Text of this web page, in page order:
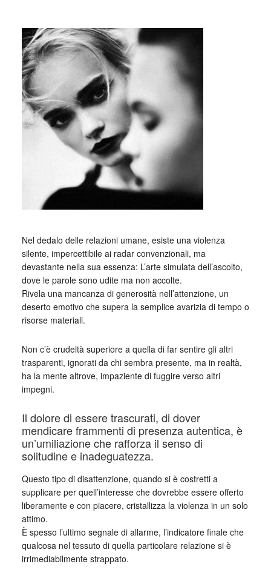
Nel dedalo delle relazioni umane, esiste una violenza
silente, impercettibile ai radar convenzionali, ma
devastante nella sua essenza: L’arte simulata dell’ascolto,
dove le parole sono udite ma non accolte.
Rivela una mancanza di generosità nell’attenzione, un
deserto emotivo che supera la semplice avarizia di tempo o
risorse materiali.
Non c’è crudeltà superiore a quella di far sentire gli altri
trasparenti, ignorati da chi sembra presente, ma in realtà,
ha la mente altrove, impaziente di fuggire verso altri
impegni.
Il dolore di essere trascurati, di dover
mendicare frammenti di presenza autentica, è
un’umiliazione che rafforza il senso di
solitudine e inadeguatezza.
Questo tipo di disattenzione, quando si è costretti a
supplicare per quell’interesse che dovrebbe essere offerto
liberamente e con piacere, cristallizza la violenza in un solo
attimo.
È spesso l’ultimo segnale di allarme, l’indicatore finale che
qualcosa nel tessuto di quella particolare relazione si è
irrimediabilmente strappato.